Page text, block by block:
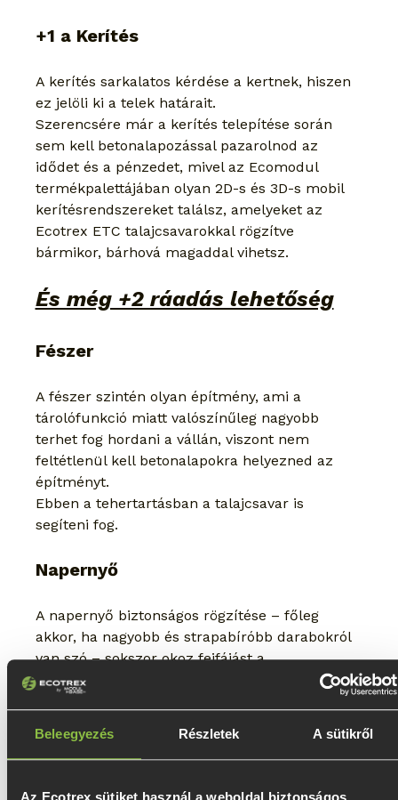
Beleegyezés Részletek A sütikről
Az Ecotrex sütiket használ a weboldal biztonságos
+1 a Kerítés
A kerítés sarkalatos kérdése a kertnek, hiszen
ez jelöli ki a telek határait.
Szerencsére már a kerítés telepítése során
sem kell betonalapozással pazarolnod az
idődet és a pénzedet, mivel az Ecomodul
termékpalettájában olyan 2D-s és 3D-s mobil
kerítésrendszereket találsz, amelyeket az
Ecotrex ETC talajcsavarokkal rögzítve
bármikor, bárhová magaddal vihetsz.
És még +2 ráadás lehetőség
Fészer
A fészer szintén olyan építmény, ami a
tárolófunkció miatt valószínűleg nagyobb
terhet fog hordani a vállán, viszont nem
feltétlenül kell betonalapokra helyezned az
építményt.
Ebben a tehertartásban a talajcsavar is
segíteni fog.
Napernyő
A napernyő biztonságos rögzítése – főleg
akkor, ha nagyobb és strapabíróbb darabokról
van szó – sokszor okoz fejfájást a
kerttulajdonosoknak.
Már csak azért is, mert a viharos széllökések
monstrumot, és az ráborul például a teraszra
vagy a kerti bútorra, esetleg a gyerekek